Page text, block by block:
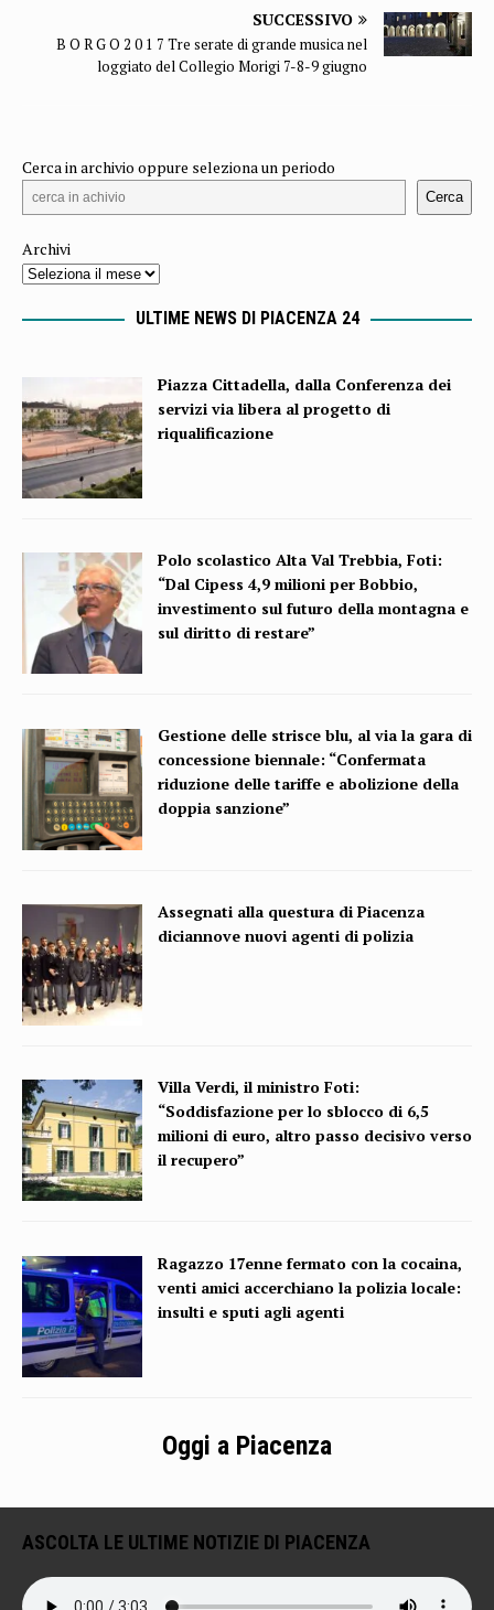
SUCCESSIVO
B O R G O 2 0 1 7 Tre serate di grande musica nel
loggiato del Collegio Morigi 7-8-9 giugno
Cerca in archivio oppure seleziona un periodo
Cerca
Archivi
ULTIME NEWS DI PIACENZA 24
Piazza Cittadella, dalla Conferenza dei
servizi via libera al progetto di
riqualificazione
Polo scolastico Alta Val Trebbia, Foti:
“Dal Cipess 4,9 milioni per Bobbio,
investimento sul futuro della montagna e
sul diritto di restare”
Gestione delle strisce blu, al via la gara di
concessione biennale: “Confermata
riduzione delle tariffe e abolizione della
doppia sanzione”
Assegnati alla questura di Piacenza
diciannove nuovi agenti di polizia
Villa Verdi, il ministro Foti:
“Soddisfazione per lo sblocco di 6,5
milioni di euro, altro passo decisivo verso
il recupero”
Ragazzo 17enne fermato con la cocaina,
venti amici accerchiano la polizia locale:
insulti e sputi agli agenti
Oggi a Piacenza
ASCOLTA LE ULTIME NOTIZIE DI PIACENZA